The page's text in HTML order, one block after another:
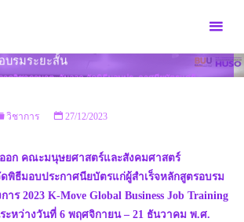
บรมระยะสั้น
าควิชาภาษาตะวันออก จัดพิธีมอบประกาศนียบัตรแก่ผู้
วิชาการ 27/12/2023
อก คณะมนุษยศาสตร์และสังคมศาสตร์
พิธีมอบประกาศนียบัตรแก่ผู้สำเร็จหลักสูตรอบรม
าร 2023 K-Move Global Business Job Training
ะหว่างวันที่ 6 พฤศจิกายน – 21 ธันวาคม พ.ศ.